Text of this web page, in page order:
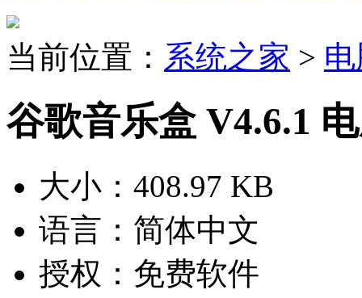
当前位置： 系统之家 >
谷歌音乐盒 V4.6.1
大小： 408.97 KB
语言： 简体中文
授权： 免费软件